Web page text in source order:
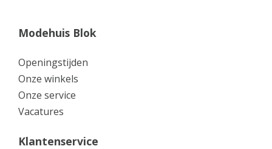
Modehuis Blok
Openingstijden
Onze winkels
Onze service
Vacatures
Klantenservice